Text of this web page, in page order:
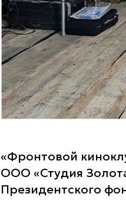
«Фронтовой
ООО «Студия
Президентского